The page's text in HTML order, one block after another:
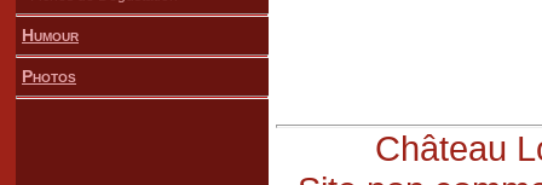
Humour
Photos
Château